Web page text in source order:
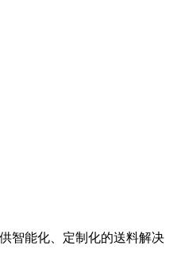
智能化、定制化的送料解决